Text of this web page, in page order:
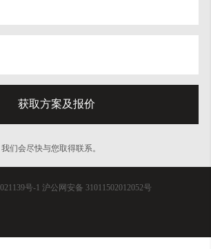
们会尽快与您取得联系。
号-1 沪公网安备 31011502012052号